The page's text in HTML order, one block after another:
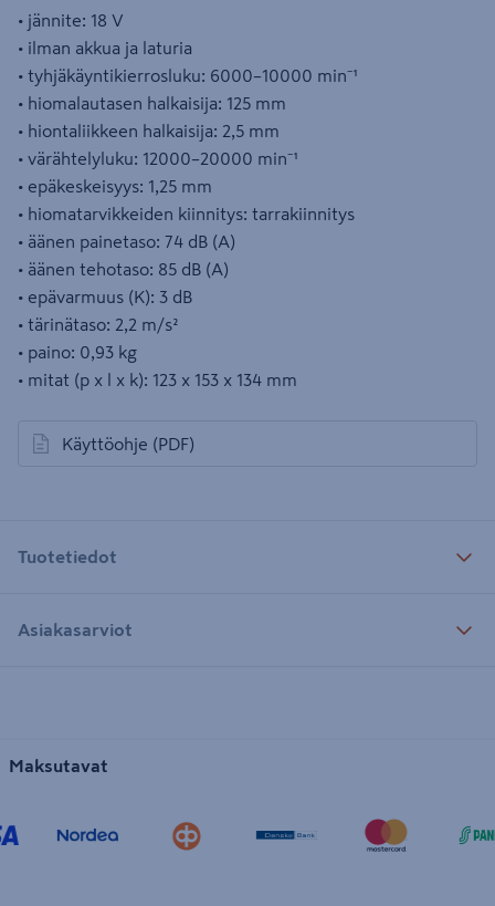
• jännite: 18 V
• ilman akkua ja laturia
• tyhjäkäyntikierrosluku: 6000–10000 min⁻¹
• hiomalautasen halkaisija: 125 mm
• hiontaliikkeen halkaisija: 2,5 mm
• värähtelyluku: 12000–20000 min⁻¹
• epäkeskeisyys: 1,25 mm
• hiomatarvikkeiden kiinnitys: tarrakiinnitys
• äänen painetaso: 74 dB (A)
• äänen tehotaso: 85 dB (A)
• epävarmuus (K): 3 dB
• tärinätaso: 2,2 m/s²
• paino: 0,93 kg
• mitat (p x l x k): 123 x 153 x 134 mm
Käyttöohje (PDF)
avautuu uuteen välilehteen
Tuotetiedot
Asiakasarviot
Maksutavat